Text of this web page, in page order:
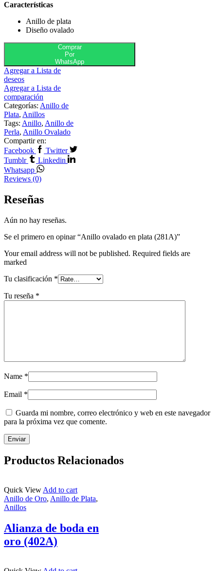
Características
Anillo de plata
Diseño ovalado
Comprar
Por
WhatsApp
Agregar a Lista de
deseos
Agregar a Lista de
comparación
Categorías: Anillo de
Plata, Anillos
Tags: Anillo, Anillo de
Perla, Anillo Ovalado
Compartir en:
Facebook
Twitter
Tumblr
Linkedin
Whatsapp
Reviews (0)
Reseñas
Aún no hay reseñas.
Se el primero en opinar “Anillo ovalado en plata (281A)”
Your email address will not be published. Required fields are
marked
Tu clasificación *
Tu reseña *
Name *
Email *
Guarda mi nombre, correo electrónico y web en este navegador
para la próxima vez que comente.
Productos Relacionados
Quick View Add to cart
Anillo de Oro, Anillo de Plata,
Anillos
Alianza de boda en
oro (402A)